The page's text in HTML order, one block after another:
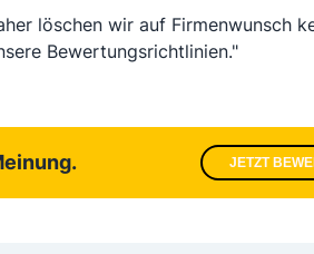
löschen wir auf Firmenwunsch
Bewertungsrichtlinien."
JETZT